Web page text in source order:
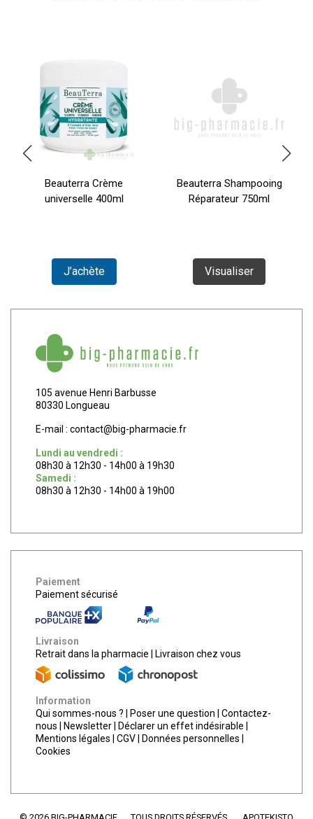
Beauterra Crème
universelle 400ml
J’achète
Beauterra Shampooing
Réparateur 750ml
Visualiser
105 avenue Henri Barbusse
80330 Longueau
E-mail : contact@big-pharmacie.fr
Lundi au vendredi :
08h30 à 12h30 - 14h00 à 19h30
Samedi :
08h30 à 12h30 - 14h00 à 19h00
Paiement
Paiement sécurisé
Livraison
Retrait dans la pharmacie
Livraison chez vous
Information
Qui sommes-nous ?
Poser une question
Contactez-
nous
Newsletter Déclarer un effet indésirable
Mentions légales
CGV Données personnelles
Cookies